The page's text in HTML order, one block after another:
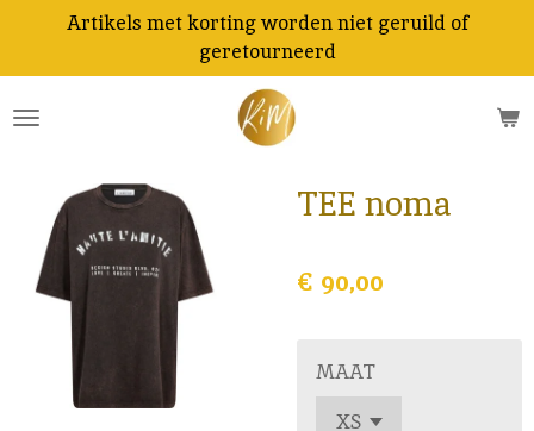
naar
de
Artikels met korting worden niet geruild of
geretourneerd
TEE noma
€ 90,00
MAAT